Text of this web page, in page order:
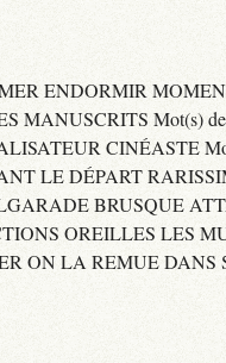
ENDORMIR
MANUSCRITS Mot(s) de
CINÉASTE
LE DÉPART
BRUSQUE
OREILLES LES
ON LA REMUE DANS